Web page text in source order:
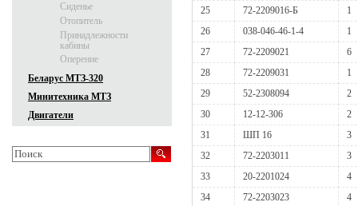
25
72-2209016-Б
1
26
038-046-46-1-4
1
27
72-2209021
6
28
72-2209031
1
29
52-2308094
2
30
12-12-306
2
31
ШП 16
3
32
72-2203011
3
33
20-2201024
4
34
72-2203023
4
Сиденье
Отопитель
Принадлежности
кабины
Оперение
Беларус МТЗ-320
Минитехника МТЗ
Двигатели